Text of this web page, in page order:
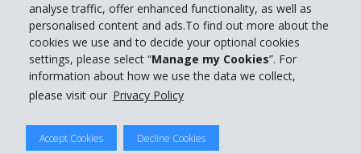
analyse traffic, offer enhanced functionality, as well as
personalised content and ads.To find out more about the
cookies we use and to decide your optional cookies
settings, please select “Manage my Cookies”. For
information about how we use the data we collect,
please visit our Privacy Policy
Accept Cookies Decline Cookies
Réserver avec Hertz
© 2026 The Hertz System, Inc.
Gérer mes cookies